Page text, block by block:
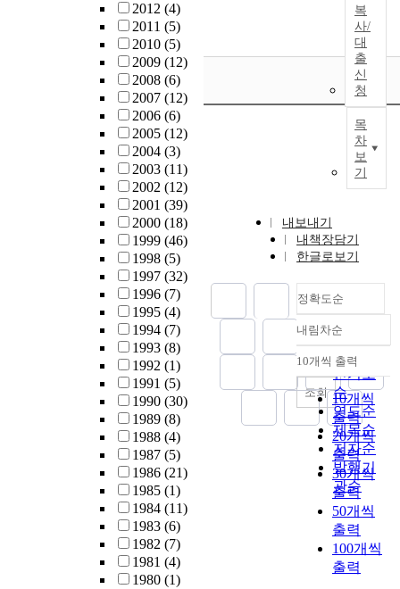
2012 (4)
2011 (5)
2010 (5)
2009 (12)
2008 (6)
2007 (12)
2006 (6)
2005 (12)
2004 (3)
2003 (11)
2002 (12)
2001 (39)
2000 (18)
1999 (46)
1998 (5)
1997 (32)
1996 (7)
1995 (4)
1994 (7)
1993 (8)
1992 (1)
1991 (5)
1990 (30)
1989 (8)
1988 (4)
1987 (5)
1986 (21)
1985 (1)
1984 (11)
1983 (6)
1982 (7)
1981 (4)
1980 (1)
복
사/
대
출
신
청
목
차
보
기
내보내기
내책장담기
한글로보기
정확도순
정확도
순
인기도
순
연도순
제목순
저자순
발행기
관순
내림차순
내림차순
10개씩 출력
10개씩
출력
20개씩
출력
30개씩
출력
50개씩
출력
100개씩
출력
조회